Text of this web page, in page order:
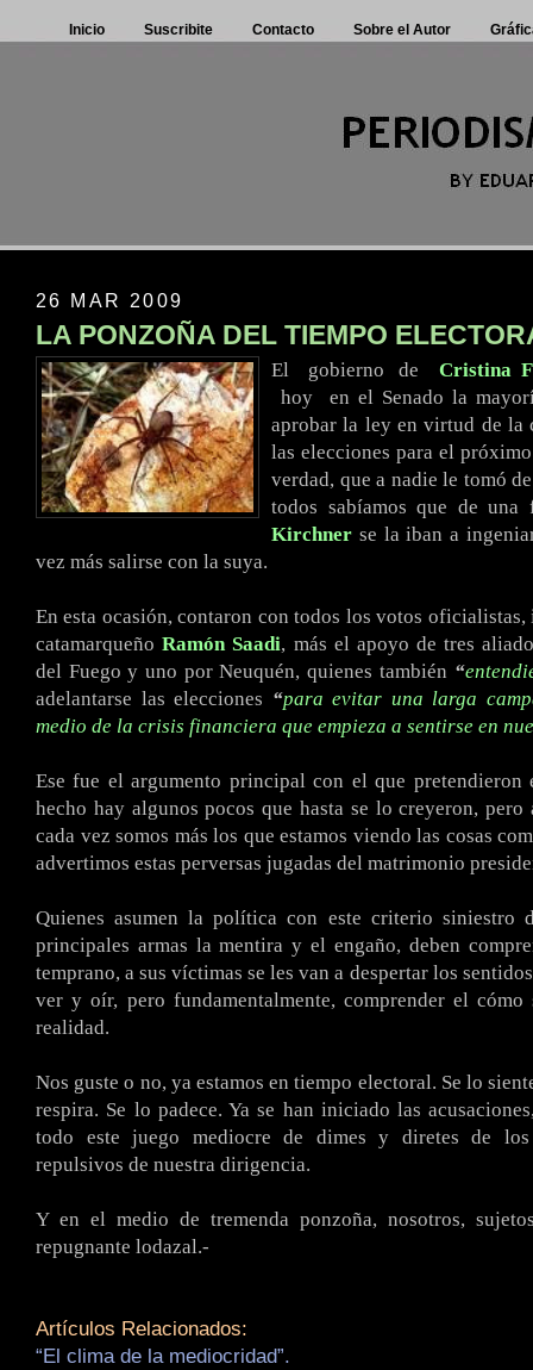
Inicio Suscribite Contacto Sobre el Autor
26 MAR 2009
LA PONZOÑA DEL TIEMPO
El gobierno de
Cristina
hoy..
en el Senado la
aprobar la ley en virtud de la
las elecciones para el
verdad, que a nadie le tomó
todos sabíamos que de
Kirchner se la iban a
vez más salirse con la suya.
En esta ocasión, contaron con todos los votos
catamarqueñoRamón Saadi, más el apoyo de tres
del Fuego y uno por Neuquén, quienes también “
adelantarse las elecciones “para evitar una larga
medio de la crisis financiera que empieza a sentirse en
Ese fue el argumento principal con el que pretendieron
hecho hay algunos pocos que hasta se lo creyeron, pero
cada vez somos más los que estamos viendo las cosas
advertimos estas perversas jugadas del matrimonio
Quienes asumen la política con este criterio siniestro
principales armas la mentira y el engaño, deben
temprano, a sus víctimas se les van a despertar los
ver y oír, pero fundamentalmente, comprender el cómo
realidad.
Nos guste o no, ya estamos en tiempo electoral. Se lo
respira. Se lo padece. Ya se han iniciado las
todo este juego mediocre de dimes y diretes de los
repulsivos de nuestra dirigencia.
Y en el medio de tremenda ponzoña, nosotros,
repugnante lodazal.-
Artículos Relacionados:
“El clima de la mediocridad”.